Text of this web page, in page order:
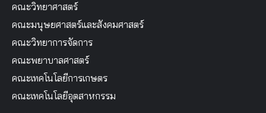
คณะวิทยาศาสตร์
คณะมนุษยศาสตร์และสังคมศาสตร์
คณะวิทยาการจัดการ
คณะพยาบาลศาสตร์
คณะเทคโนโลยีการเกษตร
คณะเทคโนโลยีอุตสาหกรรม